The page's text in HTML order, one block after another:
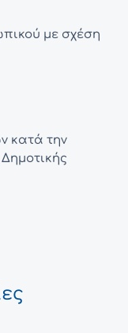
με σχέση
κατά την